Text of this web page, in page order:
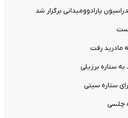
پارادوومیدانی برگزار شد
مادرید رفت
چلسی